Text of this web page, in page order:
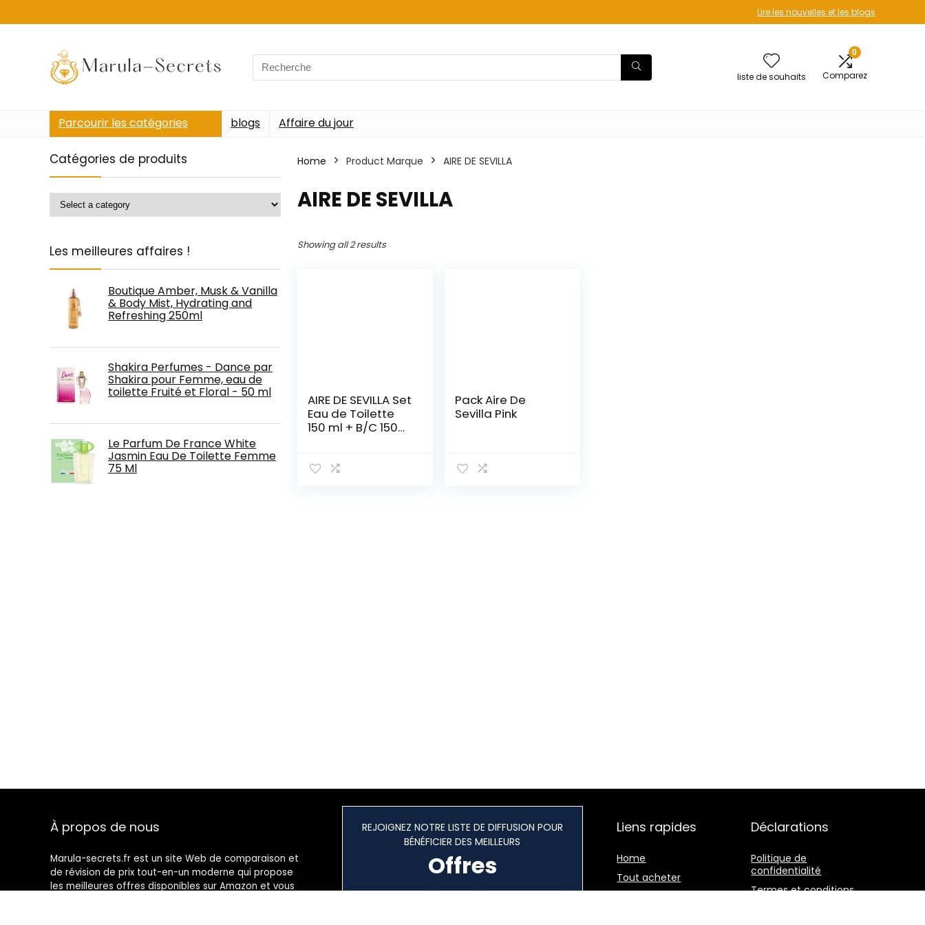
Lire les nouvelles et les blogs
Search
for:
liste de souhaits
0
Comparez
Parcourir les catégories blogs Affaire du jour
Catégories de produits
Les meilleures affaires !
Boutique Amber, Musk & Vanilla
& Body Mist, Hydrating and
Refreshing 250ml
Shakira Perfumes - Dance par
Shakira pour Femme, eau de
toilette Fruité et Floral - 50 ml
Le Parfum De France White
Jasmin Eau De Toilette Femme
75 Ml
Home Product Marque ‎AIRE DE SEVILLA
‎AIRE DE SEVILLA
Showing all 2 results
AIRE DE SEVILLA Set
Eau de Toilette
150 ml + B/C 150
Pack Aire De
Sevilla Pink
À propos de nous
Marula-secrets.fr est un site Web de comparaison et
de révision de prix tout-en-un moderne qui propose
les meilleures offres disponibles sur Amazon et vous
REJOIGNEZ NOTRE LISTE DE DIFFUSION POUR
BÉNÉFICIER DES MEILLEURS
Offres
Liens rapides
Home
Tout acheter
Déclarations
Politique de
confidentialité
Termes et conditions